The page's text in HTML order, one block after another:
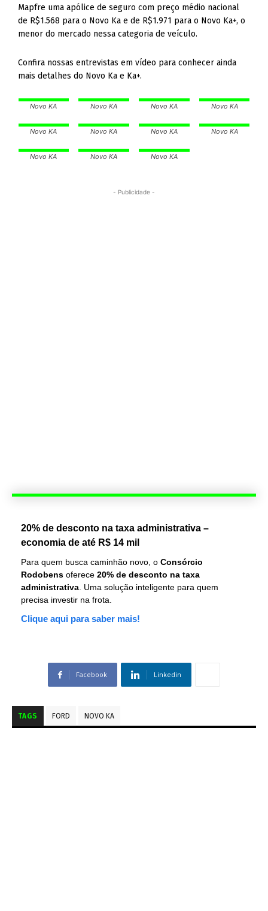
Mapfre uma apólice de seguro com preço médio nacional
de R$1.568 para o Novo Ka e de R$1.971 para o Novo Ka+, o
menor do mercado nessa categoria de veículo.
Confira nossas entrevistas em vídeo para conhecer ainda
mais detalhes do Novo Ka e Ka+.
Novo KA Novo KA Novo KA Novo KA
Novo KA Novo KA Novo KA Novo KA
Novo KA Novo KA Novo KA
- Publicidade -
20% de desconto na taxa administrativa –
economia de até R$ 14 mil
Para quem busca caminhão novo, o Consórcio
Rodobens oferece 20% de desconto na taxa
administrativa . Uma solução inteligente para quem
precisa investir na frota.
Clique aqui para saber mais!
Facebook Linkedin
TAGS FORD NOVO KA